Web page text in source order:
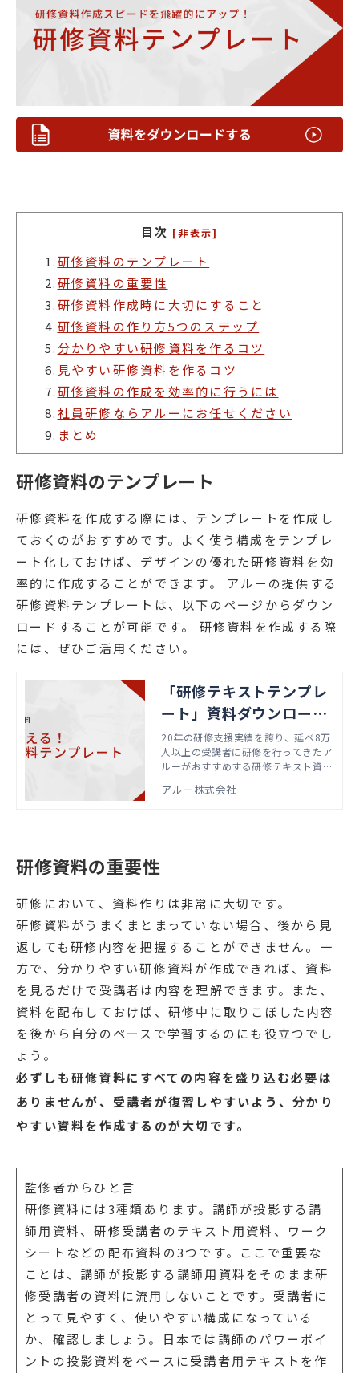
目次 [非表示]
1.研修資料のテンプレート
2.研修資料の重要性
3.研修資料作成時に大切にすること
4.研修資料の作り方5つのステップ
5.分かりやすい研修資料を作るコツ
6. 見やすい研修資料を作るコツ
7.研修資料の作成を効率的に行うには
8.社員研修ならアルーにお任せください
9. まとめ
研修資料のテンプレート
研修資料を作成する際には、テンプレートを作成し
ておくのがおすすめです。よく使う構成をテンプレ
ート化しておけば、デザインの優れた研修資料を効
率的に作成することができます。 アルーの提供する
研修資料テンプレートは、以下のページからダウン
ロードすることが可能です。 研修資料を作成する際
には、ぜひご活用ください。
「研修テキストテンプレ
ート」資料ダウンロード
｜企業研修・人材育成な
らアルー
20年の研修支援実績を誇り、延べ8万
人以上の受講者に研修を行ってきたア
ルーがおすすめする研修テキスト資料
アルー株式会社
研修資料の重要性
研修において、資料作りは非常に大切です。
研修資料がうまくまとまっていない場合、後から見
返しても研修内容を把握することができません。一
方で、分かりやすい研修資料が作成できれば、資料
を見るだけで受講者は内容を理解できます。また、
資料を配布しておけば、研修中に取りこぼした内容
を後から自分のペースで学習するのにも役立つでし
ょう。
必ずしも研修資料にすべての内容を盛り込む必要は
ありませんが、受講者が復習しやすいよう、分かり
やすい資料を作成するのが大切です。
監修者からひと言
研修資料には3種類あります。講師が投影する講
師用資料、研修受講者のテキスト用資料、ワーク
シートなどの配布資料の3つです。ここで重要な
ことは、講師が投影する講師用資料をそのまま研
修受講者の資料に流用しないことです。受講者に
とって見やすく、使いやすい構成になっている
か、確認しましょう。日本では講師のパワーポイ
ントの投影資料をベースに受講者用テキストを作